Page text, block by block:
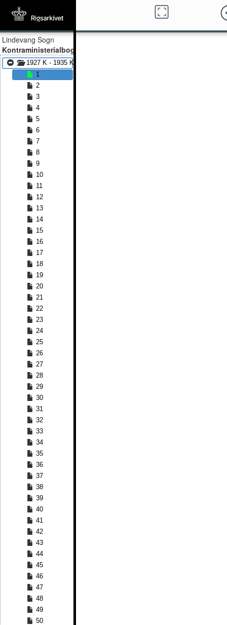
Lindevang Sogn
Kontraministerialbog
1927 K - 1935 K
1
2
3
4
5
6
7
8
9
10
11
12
13
14
15
16
17
18
19
20
21
22
23
24
25
26
27
28
29
30
31
32
33
34
35
36
37
38
39
40
41
42
43
44
45
46
47
48
49
50